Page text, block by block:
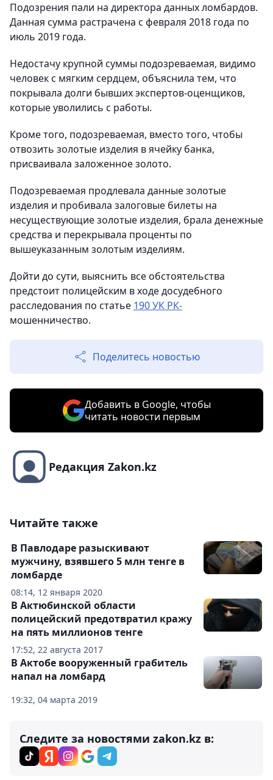
Подозрения пали на директора данных ломбардов.
Данная сумма растрачена с февраля 2018 года по
июль 2019 года.
Недостачу крупной суммы подозреваемая, видимо
человек с мягким сердцем, объяснила тем, что
покрывала долги бывших экспертов-оценщиков,
которые уволились с работы.
Кроме того, подозреваемая, вместо того, чтобы
отвозить золотые изделия в ячейку банка,
присваивала заложенное золото.
Подозреваемая продлевала данные золотые
изделия и пробивала залоговые билеты на
несуществующие золотые изделия, брала денежные
средства и перекрывала проценты по
вышеуказанным золотым изделиям.
Дойти до сути, выяснить все обстоятельства
предстоит полицейским в ходе досудебного
расследования по статье 190 УК РК-
мошенничество.
Поделитесь новостью
Добавить в Google, чтобы
читать новости первым
Редакция Zakon.kz
Читайте также
08:14, 12 января 2020
В Павлодаре разыскивают
мужчину, взявшего 5 млн тенге в
ломбарде
17:52, 22 августа 2017
В Актюбинской области
полицейский предотвратил кражу
на пять миллионов тенге
19:32, 04 марта 2019
В Актобе вооруженный грабитель
напал на ломбард
Следите за новостями zakon.kz в: